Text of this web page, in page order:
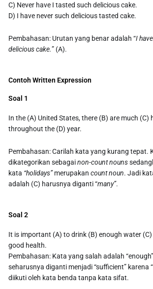
C) Never have I tasted such delicious cake.
D) I have never such delicious tasted cake.
Pembahasan: Urutan yang benar adalah “I
delicious cake.” (A).
Contoh Written Expression
Soal 1
In the (A) United States, there (B) are much (C)
throughout the (D) year.
Pembahasan: Carilah kata yang kurang tepat.
dikategorikan sebagainon-count nouns
kata “holidays”merupakancount noun. Jadi
adalah (C) harusnya diganti “many”.
Soal 2
It is important (A) to drink (B) enough water
good health.
Pembahasan: Kata yang salah adalah
seharusnya diganti menjadi “sufficient” karena
diikuti oleh kata benda tanpa kata sifat.